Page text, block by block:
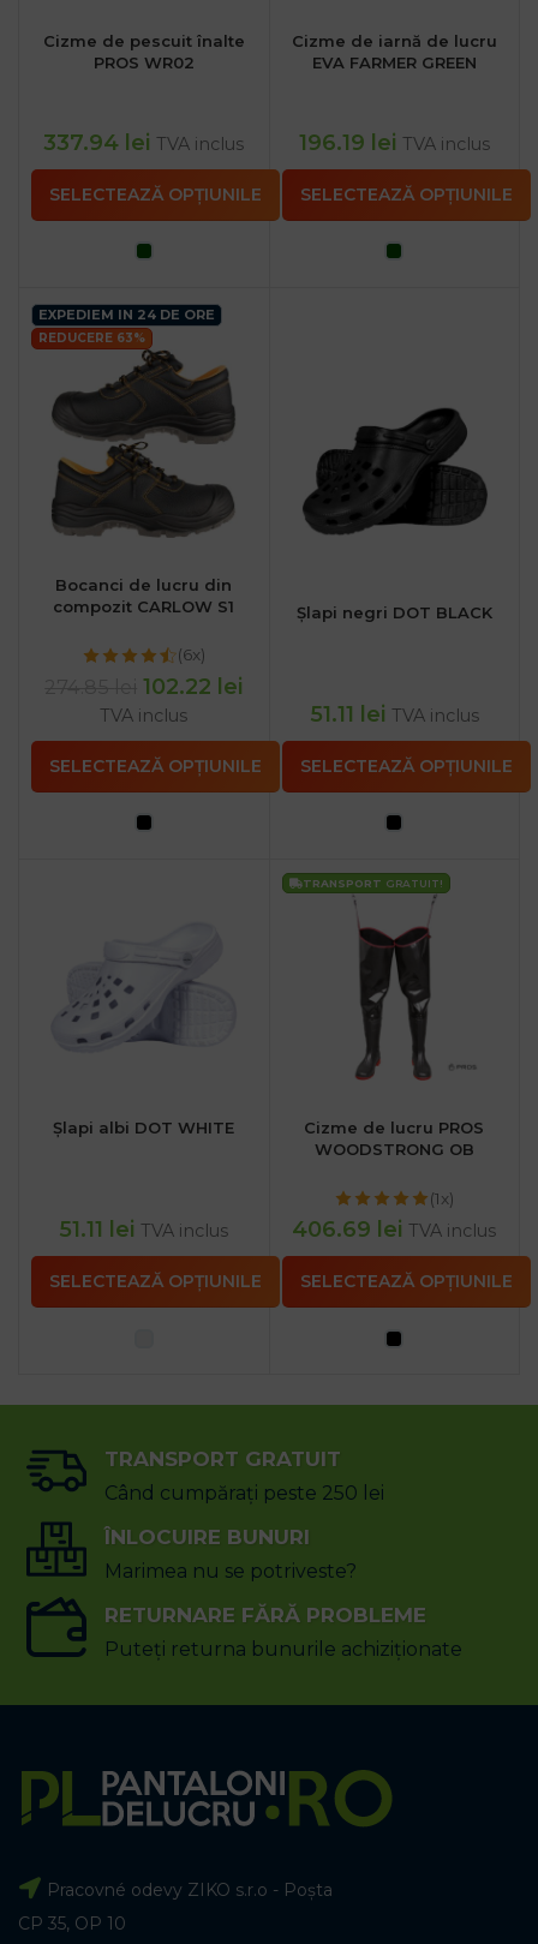
Cizme de pescuit înalte
PROS WR02
337.94 lei TVA inclus
SELECTEAZĂ OPȚIUNILE
Cizme de iarnă de lucru
EVA FARMER GREEN
196.19 lei TVA inclus
SELECTEAZĂ OPȚIUNILE
EXPEDIEM IN 24 DE ORE
REDUCERE 63%
Bocanci de lucru din
compozit CARLOW S1
(6x)
102.22 lei
TVA inclus
SELECTEAZĂ OPȚIUNILE
Șlapi negri DOT BLACK
51.11 lei TVA inclus
SELECTEAZĂ OPȚIUNILE
Șlapi albi DOT WHITE
51.11 lei TVA inclus
SELECTEAZĂ OPȚIUNILE
TRANSPORT GRATUIT!
Cizme de lucru PROS
WOODSTRONG OB
(1x)
406.69 lei TVA inclus
SELECTEAZĂ OPȚIUNILE
TRANSPORT GRATUIT
Când cumpărați peste 250 lei
ÎNLOCUIRE BUNURI
Marimea nu se potriveste?
RETURNARE FĂRĂ PROBLEME
Puteți returna bunurile achiziționate
Pracovné odevy ZIKO s.r.o - Poșta
CP 35, OP 10